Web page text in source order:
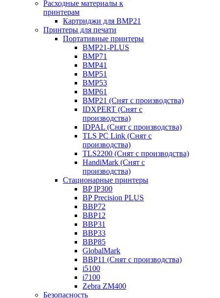
Расходные материалы к
принтерам
Картриджи для BMP21
Принтеры для печати
Портативные принтеры
BMP21-PLUS
BMP71
BMP41
BMP51
BMP53
BMP61
BMP21 (Снят с производства)
IDXPERT (Снят с
производства)
IDPAL (Снят с производства)
TLS PC Link (Снят с
производства)
TLS2200 (Снят с производства)
HandiMark (Снят с
производства)
Стационарные принтеры
BP IP300
BP Precision PLUS
BBP72
BBP12
BBP31
BBP33
BBP85
GlobalMark
BBP11 (Снят с производства)
i5100
i7100
Zebra ZM400
Безопасность